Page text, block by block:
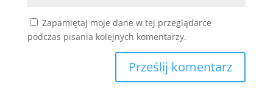
Zapamiętaj moje dane w tej przeglądarce
podczas pisania kolejnych komentarzy.